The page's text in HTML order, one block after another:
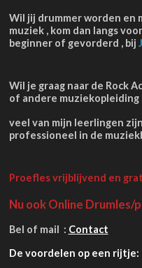
Wil jij drummer worden en
muziek , kom dan langs
beginner of gevorderd , bij
Wil je graag naar de Rock
of andere muziekopleiding
veel van mijn leerlingen
professioneel in de
Proefles vrijblijvend en
Nu ook Online Drumles/
Bel of mail : Contact
De voordelen op een rijtje: